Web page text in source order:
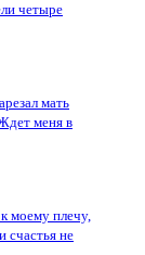
четыре
мать
меня в
моему плечу,
счастья не